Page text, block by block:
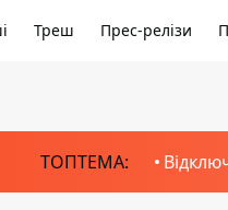
Треш Прес-релізи
ТОПТЕМА: